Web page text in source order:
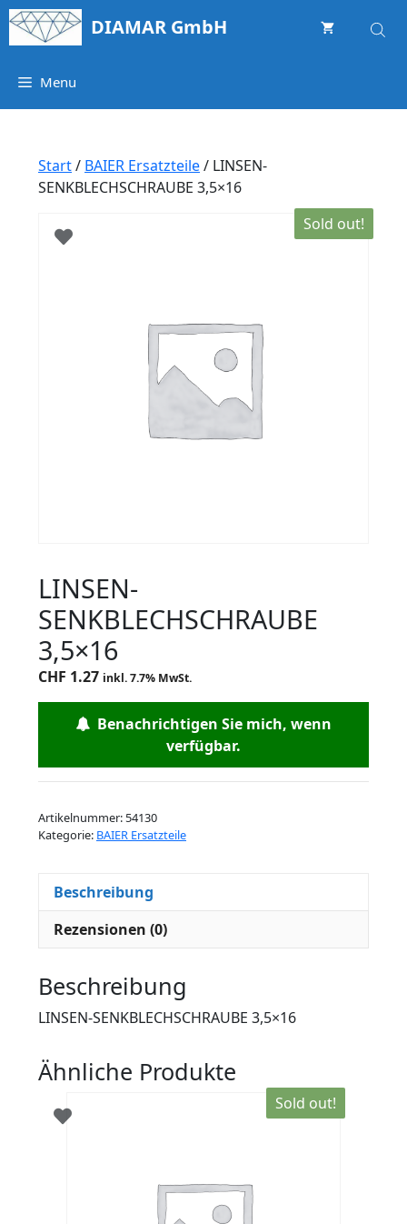
Springe
zum
DIAMAR GmbH
Menu
Start/ BAIER Ersatzteile/ LINSEN-
SENKBLECHSCHRAUBE 3,5×16
Sold out!
LINSEN-
SENKBLECHSCHRAUBE
3,5×16
CHF 1.27 inkl. 7.7% MwSt.
Benachrichtigen Sie mich, wenn
verfügbar.
Artikelnummer: 54130
Kategorie: BAIER Ersatzteile
Beschreibung
Rezensionen (0)
Beschreibung
LINSEN-SENKBLECHSCHRAUBE 3,5×16
Ähnliche Produkte
Sold out!